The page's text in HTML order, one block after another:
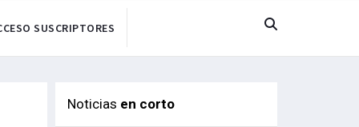
SUSCRIPTORES
Noticias en corto